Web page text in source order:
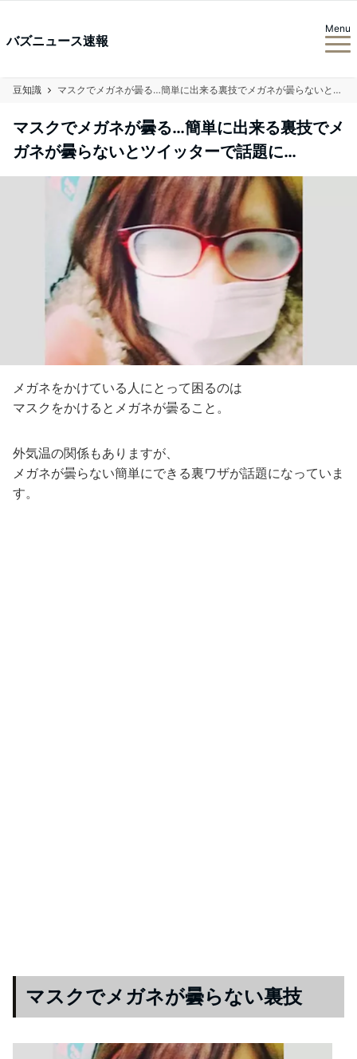
バズニュース速報
Menu
豆知識 マスクでメガネが曇る…簡単に出来る裏技でメガネが曇らないとツイッターで話題に…
マスクでメガネが曇る…簡単に出来る裏技でメ
ガネが曇らないとツイッターで話題に…
メガネをかけている人にとって困るのは
マスクをかけるとメガネが曇ること。
外気温の関係もありますが、
メガネが曇らない簡単にできる裏ワザが話題になっていま
す。
マスクでメガネが曇らない裏技